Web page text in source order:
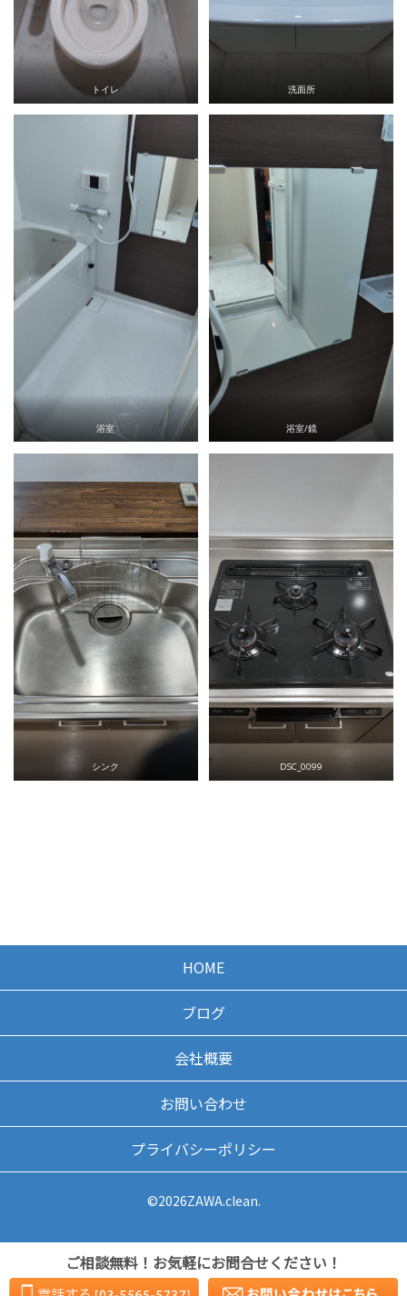
トイレ 洗面所
浴室 浴室/鏡
シンク DSC_0099
ご相談無料！お気軽にお問合せください！
HOME
ブログ
会社概要
お問い合わせ
プライバシーポリシー
©2026ZAWA.clean.